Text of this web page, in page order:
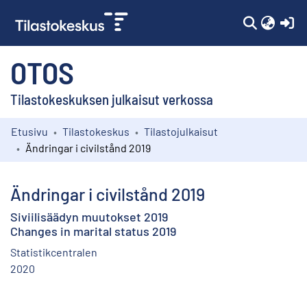
OTOS
Tilastokeskuksen julkaisut verkossa
Kokoelmat
Etusivu Tilastokeskus
Tilastojulkaisut
Ändringar i civilstånd 2019
Ändringar i civilstånd 2019
Siviilisäädyn muutokset 2019
Changes in marital status 2019
Statistikcentralen
2020